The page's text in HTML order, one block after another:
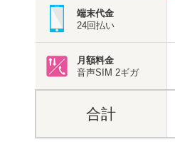
端末代金
24回払い
月額料金
音声SIM 2ギガ
合計